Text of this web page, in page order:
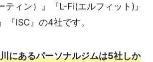
ティン）』『L-Fi(エルフィット)』
『ISC』の4社です。
にあるパーソナルジムは5社しか